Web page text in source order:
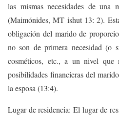
las mismas necesidades de
(Maimónides, MT ishut 13: 2).
obligación del marido de
no son de primera necesidad (o
cosméticos, etc., a un nivel que
posibilidades financieras del
la esposa (13:4).
Lugar de residencia: El lugar de